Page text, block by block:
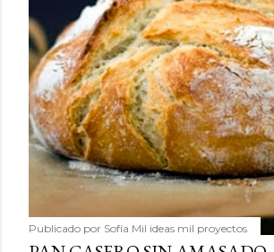
Publicado por Sofía Mil ideas mil proyectos